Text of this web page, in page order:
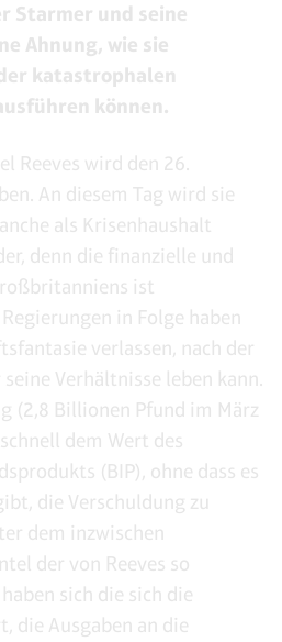
Starmer und seine
Ahnung, wie sie
katastrophalen
können.
Reeves wird den 26.
An diesem Tag wird sie
als Krisenhaushalt
denn die finanzielle und
ist
in Folge haben
verlassen, nach der
Verhältnisse leben kann.
(2,8 Billionen Pfund im März
dem Wert des
(BIP), ohne dass es
die Verschuldung zu
dem inzwischen
der von Reeves so
sich die sich die
die Ausgaben an die